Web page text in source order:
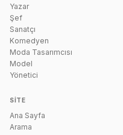
Yazar
Şef
Sanatçı
Komedyen
Moda Tasarımcısı
Model
Yönetici
SITE
Ana Sayfa
Arama